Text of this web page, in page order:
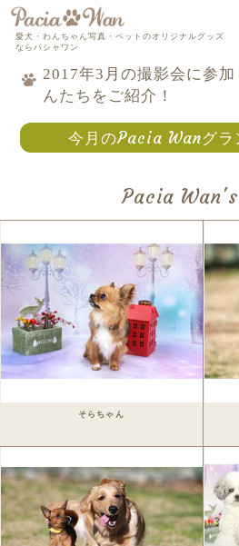
愛犬・わんちゃん写真・ペットのオリジナルグッズ
ならパシャワン
2017年3月の撮影会に参
んたちをご紹介！
今月のPacia Wanグラ
Pacia
そらちゃん
メインメニュー
撮影会スケジュール
How to order
Q&A
About
Contact
Staff blog
ワンちゃん写真集
今月のパシャワン月間グランプリ